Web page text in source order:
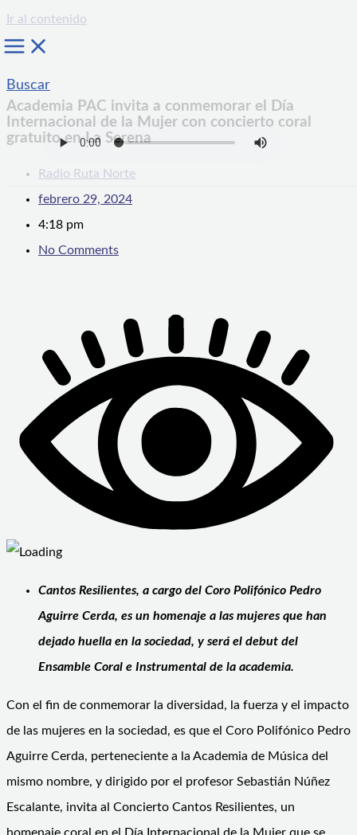
Ir al contenido
Buscar
Academia PAC invita a conmemorar el Día
Internacional de la Mujer con concierto coral
gratuito en La Serena
Radio Ruta Norte
febrero 29, 2024
4:18 pm
No Comments
Cantos Resilientes, a cargo del Coro Polifónico Pedro
Aguirre Cerda, es un homenaje a las mujeres que han
dejado huella en la sociedad, y será el debut del
Ensamble Coral e Instrumental de la academia.
Con el fin de conmemorar la diversidad, la fuerza y el impacto
de las mujeres en la sociedad, es que el Coro Polifónico Pedro
Aguirre Cerda, perteneciente a la Academia de Música del
mismo nombre, y dirigido por el profesor Sebastián Núñez
Escalante, invita al Concierto Cantos Resilientes, un
homenaje coral en el Día Internacional de la Mujer que se